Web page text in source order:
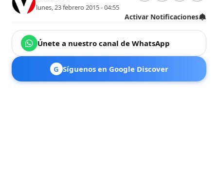
lunes, 23 febrero 2015 - 04:55
Activar Notificaciones
Únete a nuestro canal de WhatsApp
G Síguenos en Google Discover